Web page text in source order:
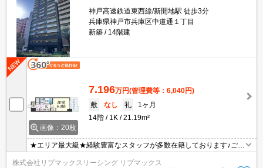
神戸高速鉄道東西線/新開地駅 徒歩3分
兵庫県神戸市兵庫区中道通１丁目
新築
14階建
画像：20枚
7.196万円(管理費等：6,040円)
敷
なし 礼
1ヶ月
14階
1K 21.19m²
★エリア最大級★経験豊富なスタッフが多数在籍しております♪ご要
望がありましたらお申し付けください！初期費用クレジット支払可
能！オンライン内覧・オンライン契約等弊社に一度も来店せずとも
株式会社リブマックスリーシング リブマックス